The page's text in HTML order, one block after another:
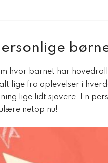
hvor barnet har
lige fra oplevelser i
lige lidt sjovere. En
netop nu!